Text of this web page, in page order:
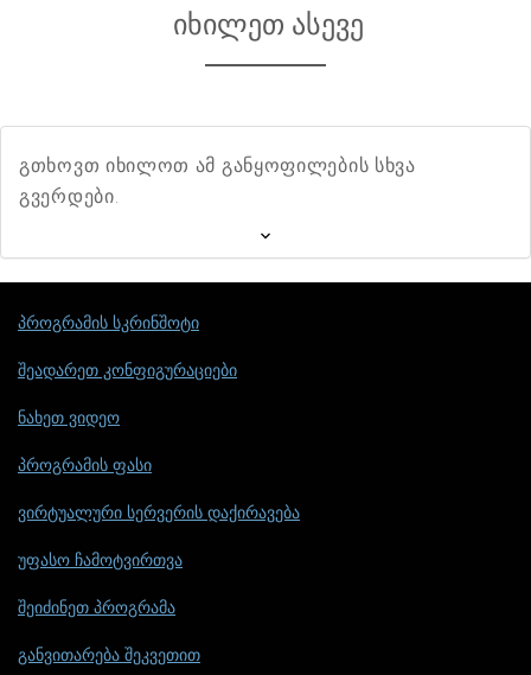
იხილეთ ასევე
გთხოვთ იხილოთ ამ განყოფილების სხვა
გვერდები.
პროგრამის სკრინშოტი
შეადარეთ კონფიგურაციები
ნახეთ ვიდეო
პროგრამის ფასი
ვირტუალური სერვერის დაქირავება
უფასო ჩამოტვირთვა
შეიძინეთ პროგრამა
განვითარება შეკვეთით